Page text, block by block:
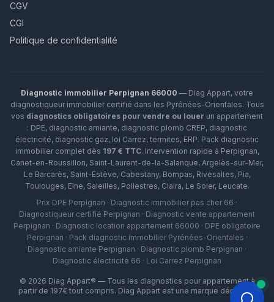
CGV
CGI
Politique de confidentialité
Diagnostic immobilier Perpignan 66000 — Diag Appart, votre
diagnostiqueur immobilier certifié dans les Pyrénées-Orientales. Tous
vos diagnostics obligatoires pour vendre ou louer un appartement
: DPE, diagnostic amiante, diagnostic plomb CREP, diagnostic
électricité, diagnostic gaz, loi Carrez, termites, ERP. Pack diagnostic
immobilier complet dès 197 € TTC. Intervention rapide à Perpignan,
Canet-en-Roussillon, Saint-Laurent-de-la-Salanque, Argelès-sur-Mer,
Le Barcarès, Saint-Estève, Cabestany, Bompas, Rivesaltes, Pia,
Toulouges, Elne, Saleilles, Pollestres, Claira, Le Soler, Leucate.
Prix DPE Perpignan · Diagnostic immobilier pas cher 66 ·
Diagnostiqueur certifié Perpignan · Diagnostic vente appartement
Perpignan · Diagnostic location appartement 66000 · DPE obligatoire
Perpignan · Pack diagnostic immobilier Pyrénées-Orientales ·
Diagnostic amiante Perpignan · Diagnostic plomb Perpignan ·
Diagnostic électricité 66 · Loi Carrez Perpignan
© 2026 Diag Appart® — Tous les diagnostics pour appartement à
partir de 197€ tout compris. Diag Appart est une marque déposée.